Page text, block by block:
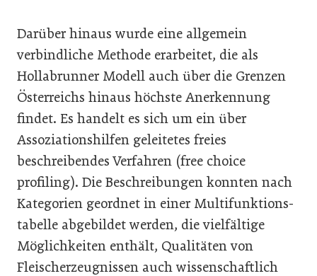
Darüber hinaus wurde eine allgemein
verbindliche Methode erarbeitet, die als
Hollabrunner Modell auch über die Grenzen
Österreichs hinaus höchste Anerkennung
findet. Es handelt es sich um ein über
Assoziationshilfen geleitetes freies
beschreibendes Verfahren (free choice
profiling). Die Beschreibungen konnten nach
Kategorien geordnet in einer Multifunktions-
tabelle abgebildet werden, die vielfältige
Möglichkeiten enthält, Qualitäten von
Fleischerzeugnissen auch wissenschaftlich